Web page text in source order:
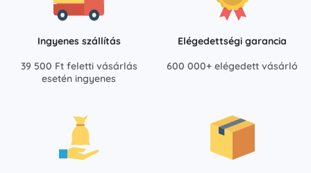
Ingyenes szállítás
39 500 Ft feletti vásárlás
esetén ingyenes
Elégedettségi garancia
600 000+ elégedett vásárló